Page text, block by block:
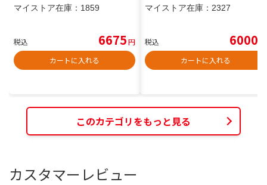
マイストア在庫： 1859
税込 6675円
カートに入れる
マイストア在庫： 2327
税込 6000
カートに入れる
このカテゴリをもっと見る
カスタマーレビュー